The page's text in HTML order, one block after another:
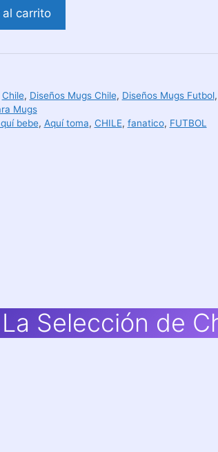
carrito
Chile, Diseños Mugs Chile, Diseños Mugs Futbol,
Mugs
bebe, Aquí toma, CHILE, fanatico, FUTBOL
Selección de